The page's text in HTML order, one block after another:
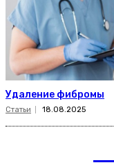
Удаление фибромы
Статьи 18.08.2025